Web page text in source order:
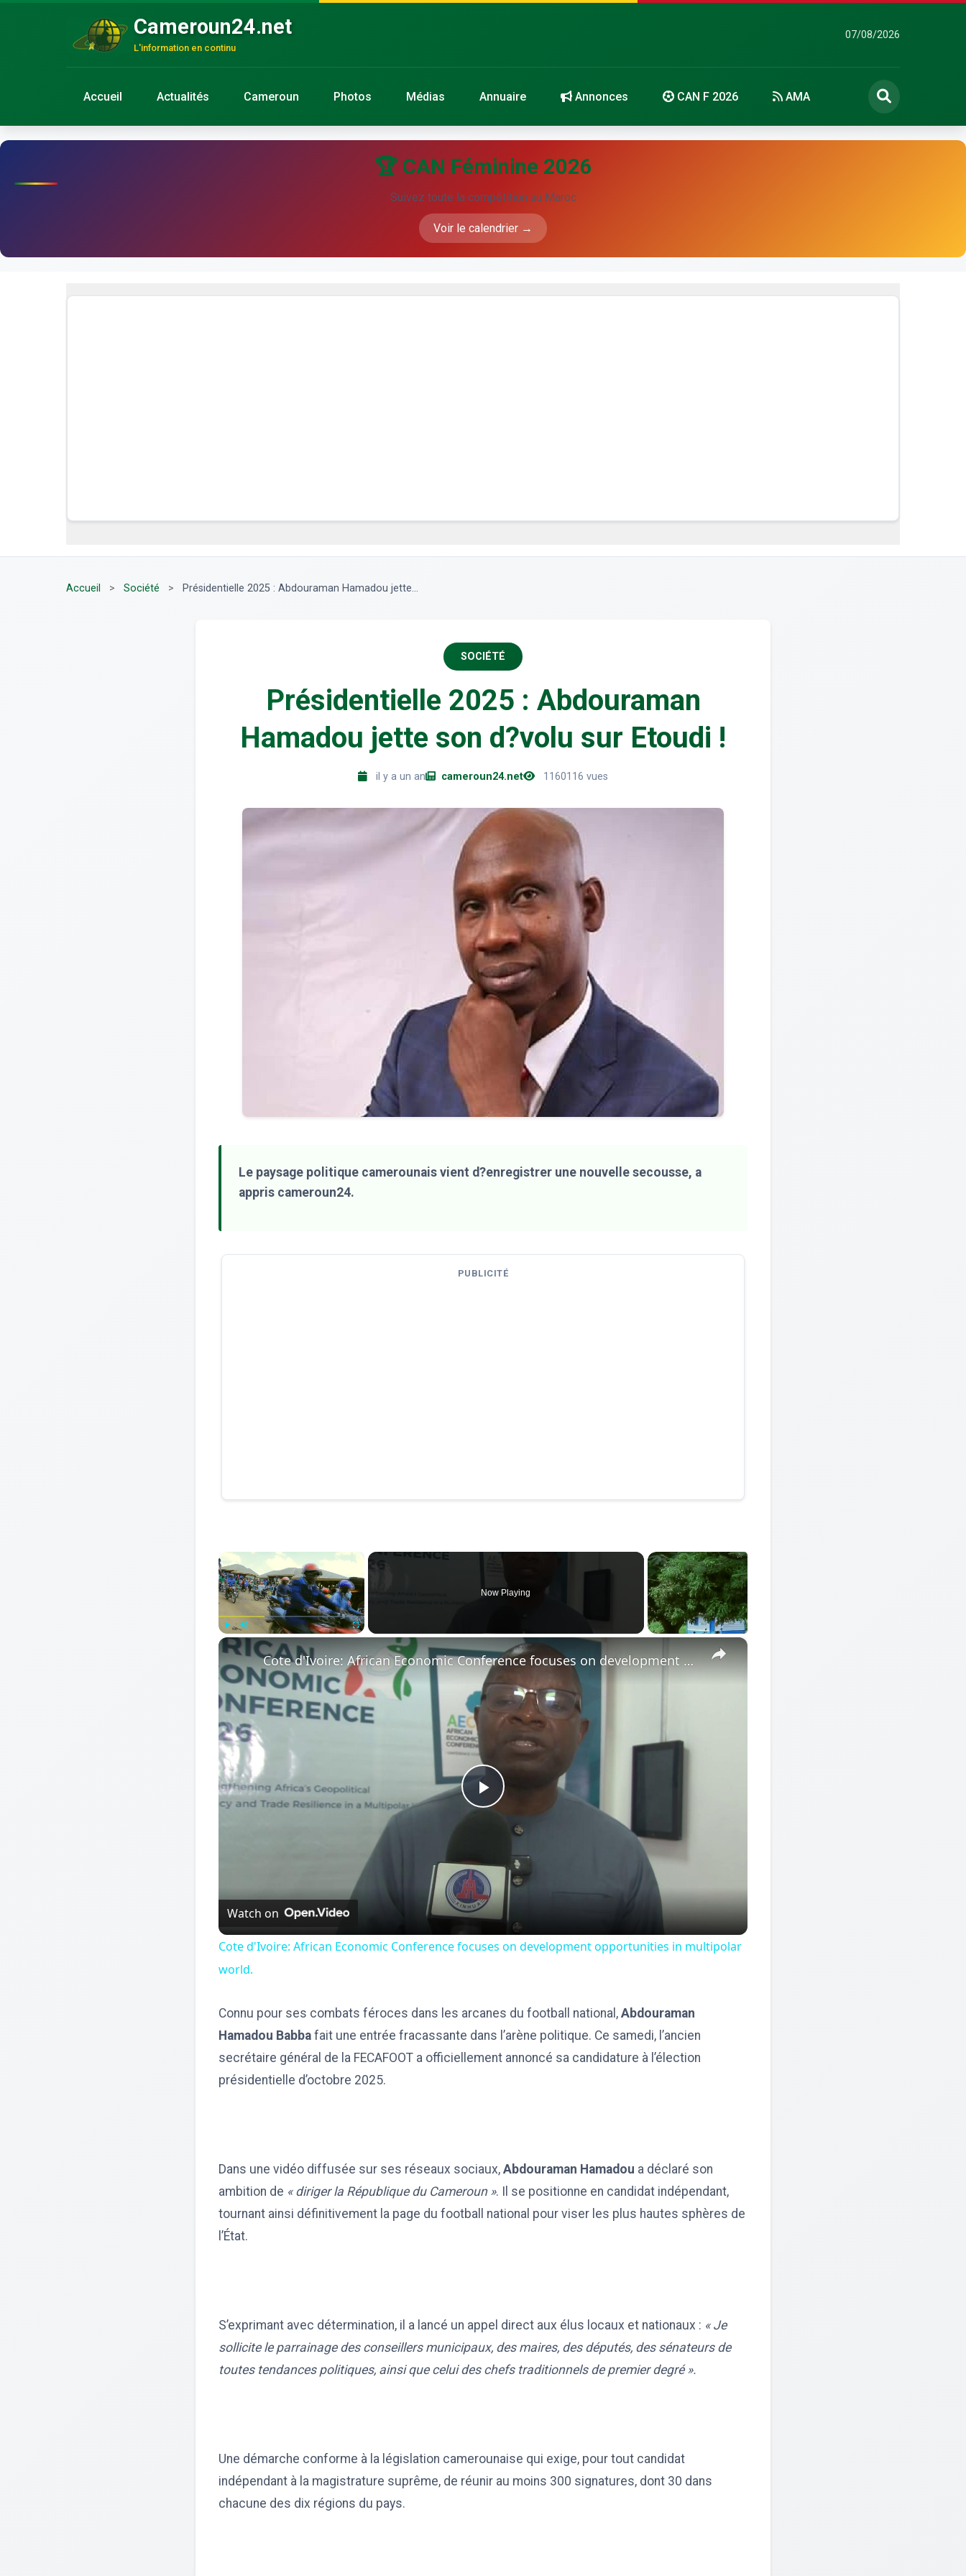
Cameroun24.net
L'information en continu
07/08/2026
Accueil Actualités Cameroun Photos Médias Annuaire Annonces CAN F 2026 AMA
🏆 CAN Féminine 2026
Suivez toute la compétition au Maroc
Voir le calendrier →
Accueil > Société > Présidentielle 2025 : Abdouraman Hamadou jette...
SOCIÉTÉ
Présidentielle 2025 : Abdouraman
Hamadou jette son d?volu sur Etoudi !
il y a un an cameroun24.net 1160116 vues
Le paysage politique camerounais vient d?enregistrer une nouvelle secousse, a
appris cameroun24.
PUBLICITÉ
×
Play Unmute
Now Playing
×
Play
Video
Cote d'Ivoire: African Economic Conference focuses on development opportunities in multipolar world.
Watch on
Cote d'Ivoire: African Economic Conference focuses on development opportunities in multipolar
world.
Connu pour ses combats féroces dans les arcanes du football national, Abdouraman
Hamadou Babba fait une entrée fracassante dans l’arène politique. Ce samedi, l’ancien
secrétaire général de la FECAFOOT a officiellement annoncé sa candidature à l’élection
présidentielle d’octobre 2025.
Dans une vidéo diffusée sur ses réseaux sociaux, Abdouraman Hamadou a déclaré son
ambition de « diriger la République du Cameroun ». Il se positionne en candidat indépendant,
tournant ainsi définitivement la page du football national pour viser les plus hautes sphères de
l’État.
S’exprimant avec détermination, il a lancé un appel direct aux élus locaux et nationaux : « Je
sollicite le parrainage des conseillers municipaux, des maires, des députés, des sénateurs de
toutes tendances politiques, ainsi que celui des chefs traditionnels de premier degré ».
Une démarche conforme à la législation camerounaise qui exige, pour tout candidat
indépendant à la magistrature suprême, de réunir au moins 300 signatures, dont 30 dans
chacune des dix régions du pays.